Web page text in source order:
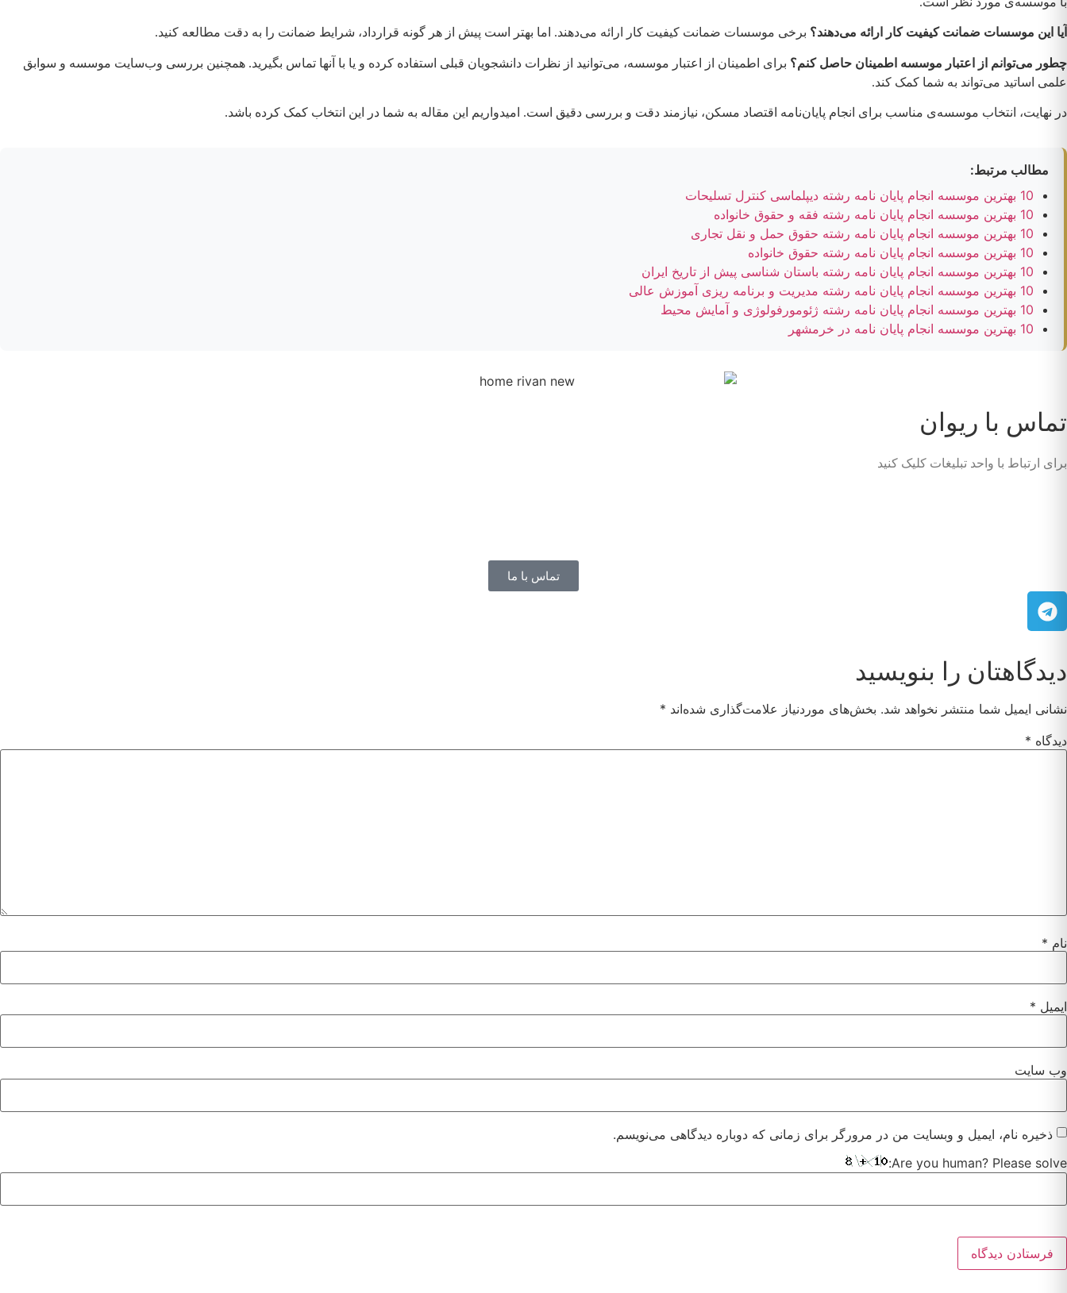
آیا این موسسات ضمانت کیفیت کار ارائه می‌دهند؟ برخی موسسات ضمانت کیفیت کار ارائه می‌دهند. اما بهتر است پیش از هر گونه قرارداد، شرایط ضمانت را به دقت مطالعه کنید.
چطور می‌توانم از اعتبار موسسه اطمینان حاصل کنم؟ برای اطمینان از اعتبار موسسه، می‌توانید از نظرات دانشجویان قبلی استفاده کرده و یا با آنها تماس بگیرید. همچنین بررسی وب‌سایت موسسه و سوابق
علمی اساتید می‌تواند به شما کمک کند.
در نهایت، انتخاب موسسه‌ی مناسب برای انجام پایان‌نامه اقتصاد مسکن، نیازمند دقت و بررسی دقیق است. امیدواریم این مقاله به شما در این انتخاب کمک کرده باشد.
مطالب مرتبط:
10 بهترین موسسه انجام پایان نامه رشته دیپلماسی کنترل تسلیحات
10 بهترین موسسه انجام پایان نامه رشته فقه و حقوق خانواده
10 بهترین موسسه انجام پایان نامه رشته حقوق حمل و نقل تجاری
10 بهترین موسسه انجام پایان نامه رشته حقوق خانواده
10 بهترین موسسه انجام پایان نامه رشته باستان شناسی پیش از تاریخ ایران
10 بهترین موسسه انجام پایان نامه رشته مدیریت و برنامه ریزی آموزش عالی
10 بهترین موسسه انجام پایان نامه رشته ژئومورفولوژی و آمایش محیط
10 بهترین موسسه انجام پایان نامه در خرمشهر
تماس با ریوان
برای ارتباط با واحد تبلیغات کلیک کنید
تماس با ما
دیدگاهتان را بنویسید
نشانی ایمیل شما منتشر نخواهد شد. بخش‌های موردنیاز علامت‌گذاری شده‌اند *
دیدگاه *
نام *
ایمیل *
وب‌ سایت
ذخیره نام، ایمیل و وبسایت من در مرورگر برای زمانی که دوباره دیدگاهی می‌نویسم.
Are you human? Please solve: